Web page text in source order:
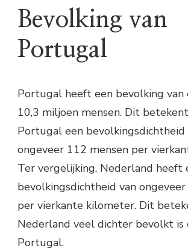
Bevolking van
Portugal
Portugal heeft een bevolking van
10,3 miljoen mensen. Dit
Portugal een
ongeveer 112 mensen per
Ter vergelijking, Nederland heeft
bevolkingsdichtheid van
per vierkante kilometer. Dit
Nederland veel dichter bevolkt is
Portugal.